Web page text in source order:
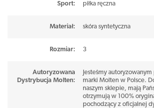
Wytrzymała i trwała piłka ręczna dzięki
Sport: piłka ręczna
Materiał: skóra syntetyczna
Rozmiar: 3
Autoryzowana
Dystrybucja Molten:
Jesteśmy
marki Molten w Polsce.
naszym sklepie, mają
otrzymują w 100%
pochodzący z oficjalnej